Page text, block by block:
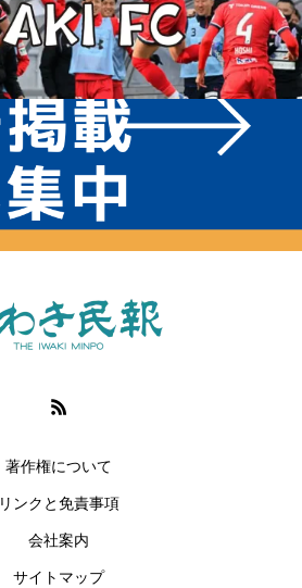
著作権について
リンクと免責事項
会社案内
サイトマップ